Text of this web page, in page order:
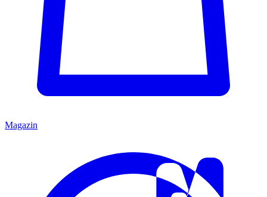
Magazin